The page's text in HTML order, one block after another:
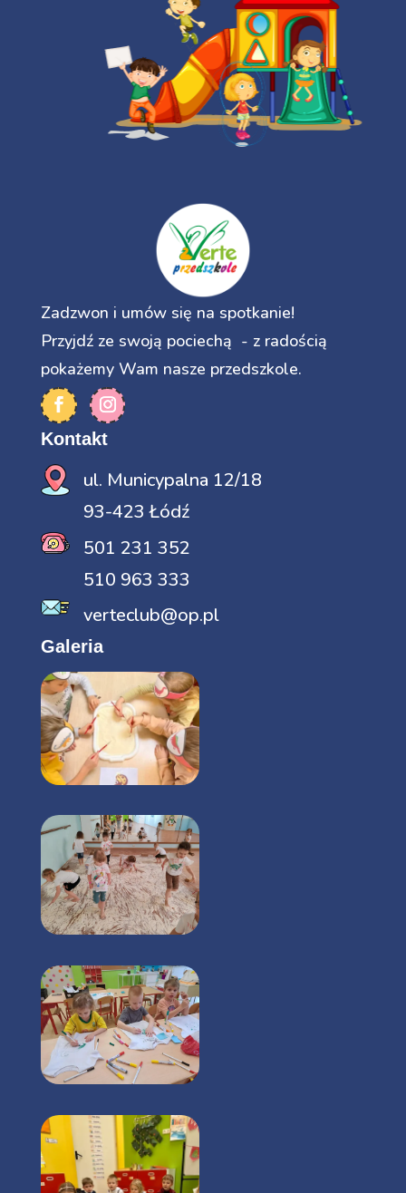
Zadzwon i umów się na spotkanie!
Przyjdź ze swoją pociechą - z radością
pokażemy Wam nasze przedszkole.
Kontakt
ul. Municypalna 12/18
93-423 Łódź
501 231 352
510 963 333
verteclub@op.pl
Galeria